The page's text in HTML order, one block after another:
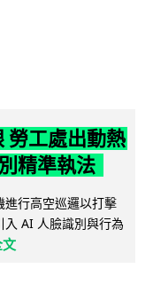
勞工處出動熱
精準執法
進行高空巡邏以打擊
AI 人臉識別與行為
文